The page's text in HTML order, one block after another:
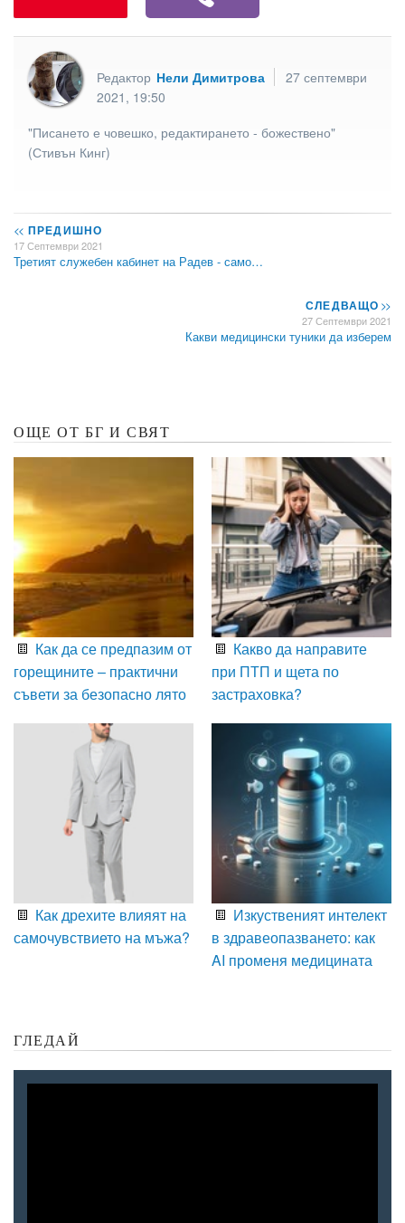
Редактор Нели Димитрова
27 септември
2021, 19:50
"Писането е човешко, редактирането - божествено"
(Стивън Кинг)
<< ПРЕДИШНО
17 Септември 2021
Третият служебен кабинет на Радев - само…
СЛЕДВАЩО>>
27 Септември 2021
Какви медицински туники да изберем
ОЩЕ ОТ БГ И СВЯТ
Как да се предпазим от
горещините – практични
съвети за безопасно лято
Какво да направите
при ПТП и щета по
застраховка?
Как дрехите влияят на
самочувствието на мъжа?
Изкуственият интелект
в здравеопазването: как
AI променя медицината
ГЛЕДАЙ